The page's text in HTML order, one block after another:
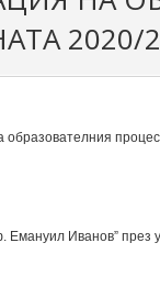
2020/
Иванов” през